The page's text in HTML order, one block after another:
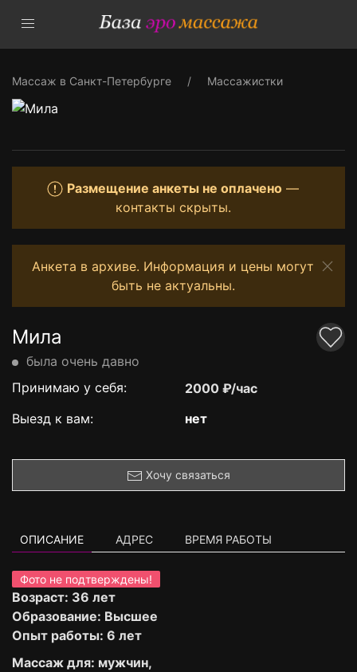
Массаж в Санкт-Петербурге Массажистки
Размещение анкеты не оплачено —
контакты скрыты.
Анкета в архиве. Информация и цены могут
быть не актуальны.
Мила
была очень давно
Принимаю у себя:
2000 ₽/час
Выезд к вам:
нет
Хочу связаться
ОПИСАНИЕ АДРЕС ВРЕМЯ РАБОТЫ
Фото не подтверждены!
Возраст: 36 лет
Образование: Высшее
Опыт работы: 6 лет
Массаж для: мужчин,